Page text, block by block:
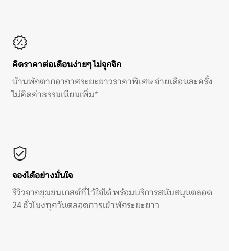
คิดราคาต่อเดือนง่ายๆ ไม่จุกจิก
บ้านพักตากอากาศระยะยาวราคาพิเศษ จ่ายเดือนละครั้ง
ไม่คิดค่าธรรมเนียมเพิ่ม*
จองได้อย่างมั่นใจ
รีวิวจากชุมชนเกสต์ที่ไว้ใจได้ พร้อมบริการสนับสนุนตลอด
24 ชั่วโมงทุกวันตลอดการเข้าพักระยะยาว